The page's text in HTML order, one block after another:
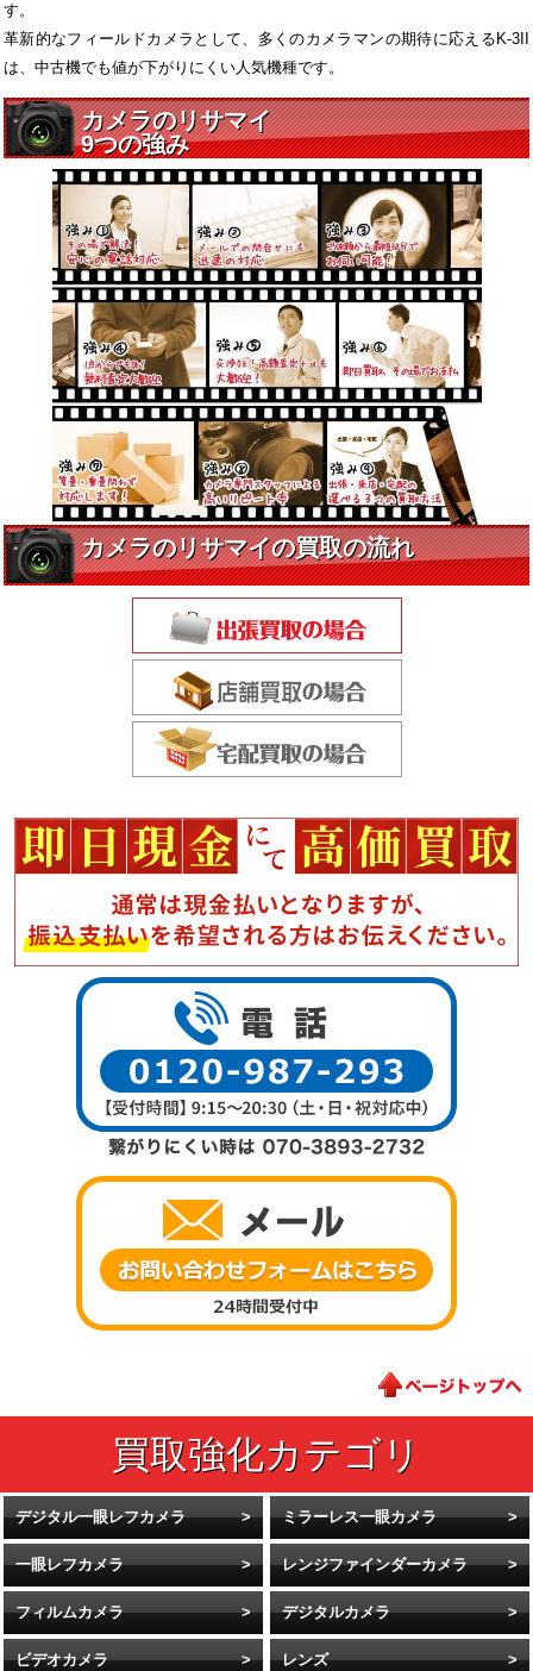
す。
革新的なフィールドカメラとして、多くのカメラマンの期待に応えるK-3II
は、中古機でも値が下がりにくい人気機種です。
デジタル一眼レフカメラ ミラーレス一眼カメラ
一眼レフカメラ レンジファインダーカメラ
フィルムカメラ デジタルカメラ
ビデオカメラ レンズ